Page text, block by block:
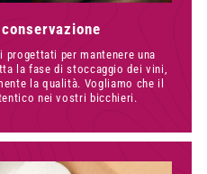
per mantenere una
la fase di stoccaggio dei vini,
la qualità. Vogliamo che il
nei vostri bicchieri.